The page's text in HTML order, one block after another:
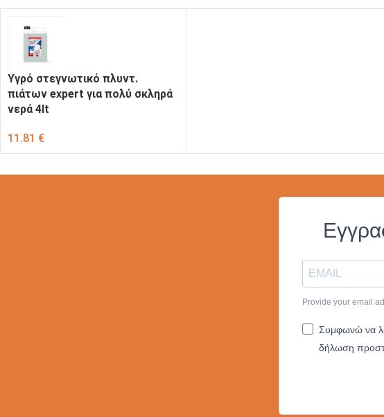
Υγρό στεγνωτικό πλυντ.
πιάτων expert για πολύ σκληρά
νερά 4lt
11.81 €
Provide your email
Συμφωνώ να
δήλωση